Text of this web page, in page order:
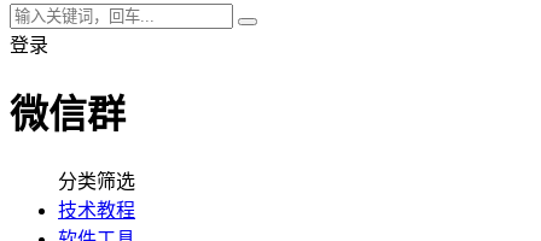
登录
微信群
分类筛选
技术教程